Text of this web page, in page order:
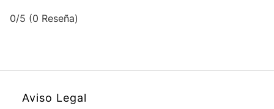
0/5 (0 Reseña)
Aviso Legal